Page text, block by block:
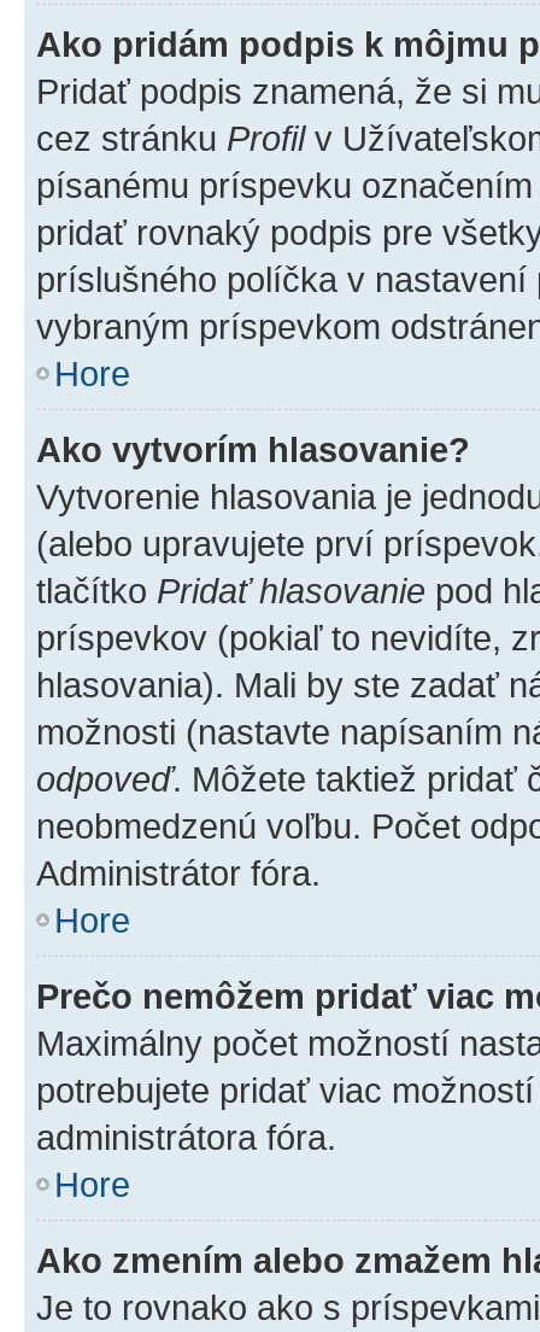
Ako pridám podpis k môjmu
Pridať podpis znamená, že si
cez stránku Profilv
písanému príspevku
pridať rovnaký podpis pre
príslušného políčka v
vybraným príspevkom
Hore
Ako vytvorím hlasovanie?
Vytvorenie hlasovania je
(alebo upravujete prví
tlačítko Pridať hlasovanie pod
príspevkov (pokiaľ to nevidíte,
hlasovania). Mali by ste zadať
možnosti (nastavte napísaním
odpoveď. Môžete taktiež pridať
neobmedzenú voľbu. Počet
Administrátor fóra.
Hore
Prečo nemôžem pridať viac
Maximálny počet možností
potrebujete pridať viac
administrátora fóra.
Hore
Ako zmením alebo zmažem
Je to rovnako ako s